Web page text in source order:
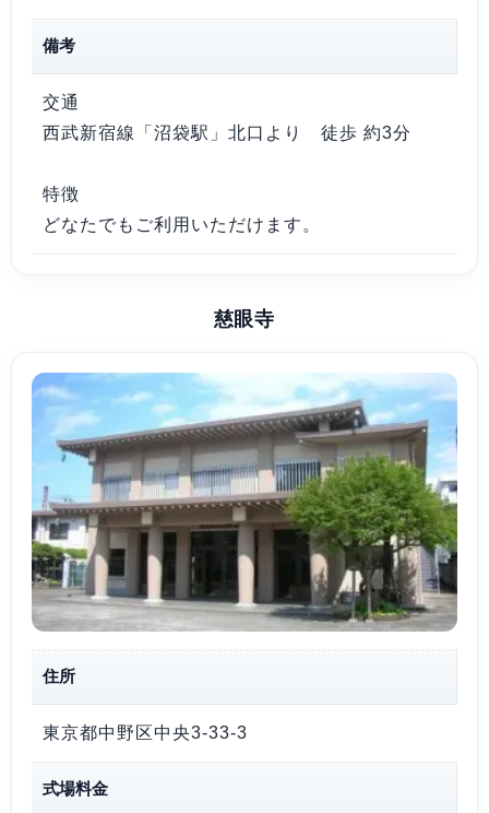
備考
交通
西武新宿線「沼袋駅」北口より 徒歩 約3分
特徴
どなたでもご利用いただけます。
慈眼寺
住所
東京都中野区中央3-33-3
式場料金